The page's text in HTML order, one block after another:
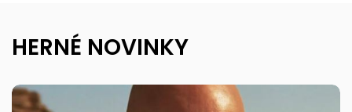
HERNÉ NOVINKY